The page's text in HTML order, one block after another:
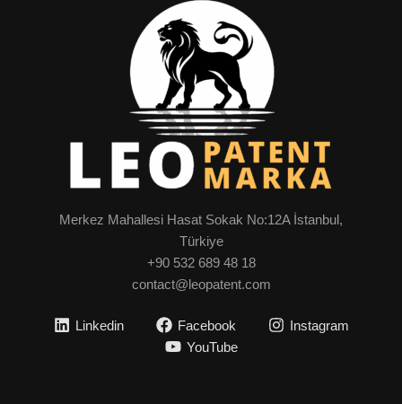
Merkez Mahallesi Hasat Sokak No:12A İstanbul,
Türkiye
+90 532 689 48 18
contact@leopatent.com
Linkedin Facebook
Instagram
YouTube